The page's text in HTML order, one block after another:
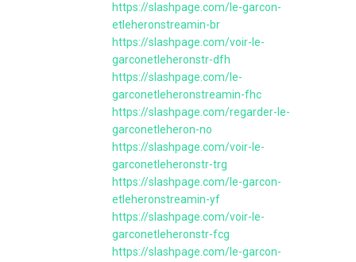
https://slashpage.com/le-garcon-
etleheronstreamin-br
https://slashpage.com/voir-le-
garconetleheronstr-dfh
https://slashpage.com/le-
garconetleheronstreamin-fhc
https://slashpage.com/regarder-le-
garconetleheron-no
https://slashpage.com/voir-le-
garconetleheronstr-trg
https://slashpage.com/le-garcon-
etleheronstreamin-yf
https://slashpage.com/voir-le-
garconetleheronstr-fcg
https://slashpage.com/le-garcon-